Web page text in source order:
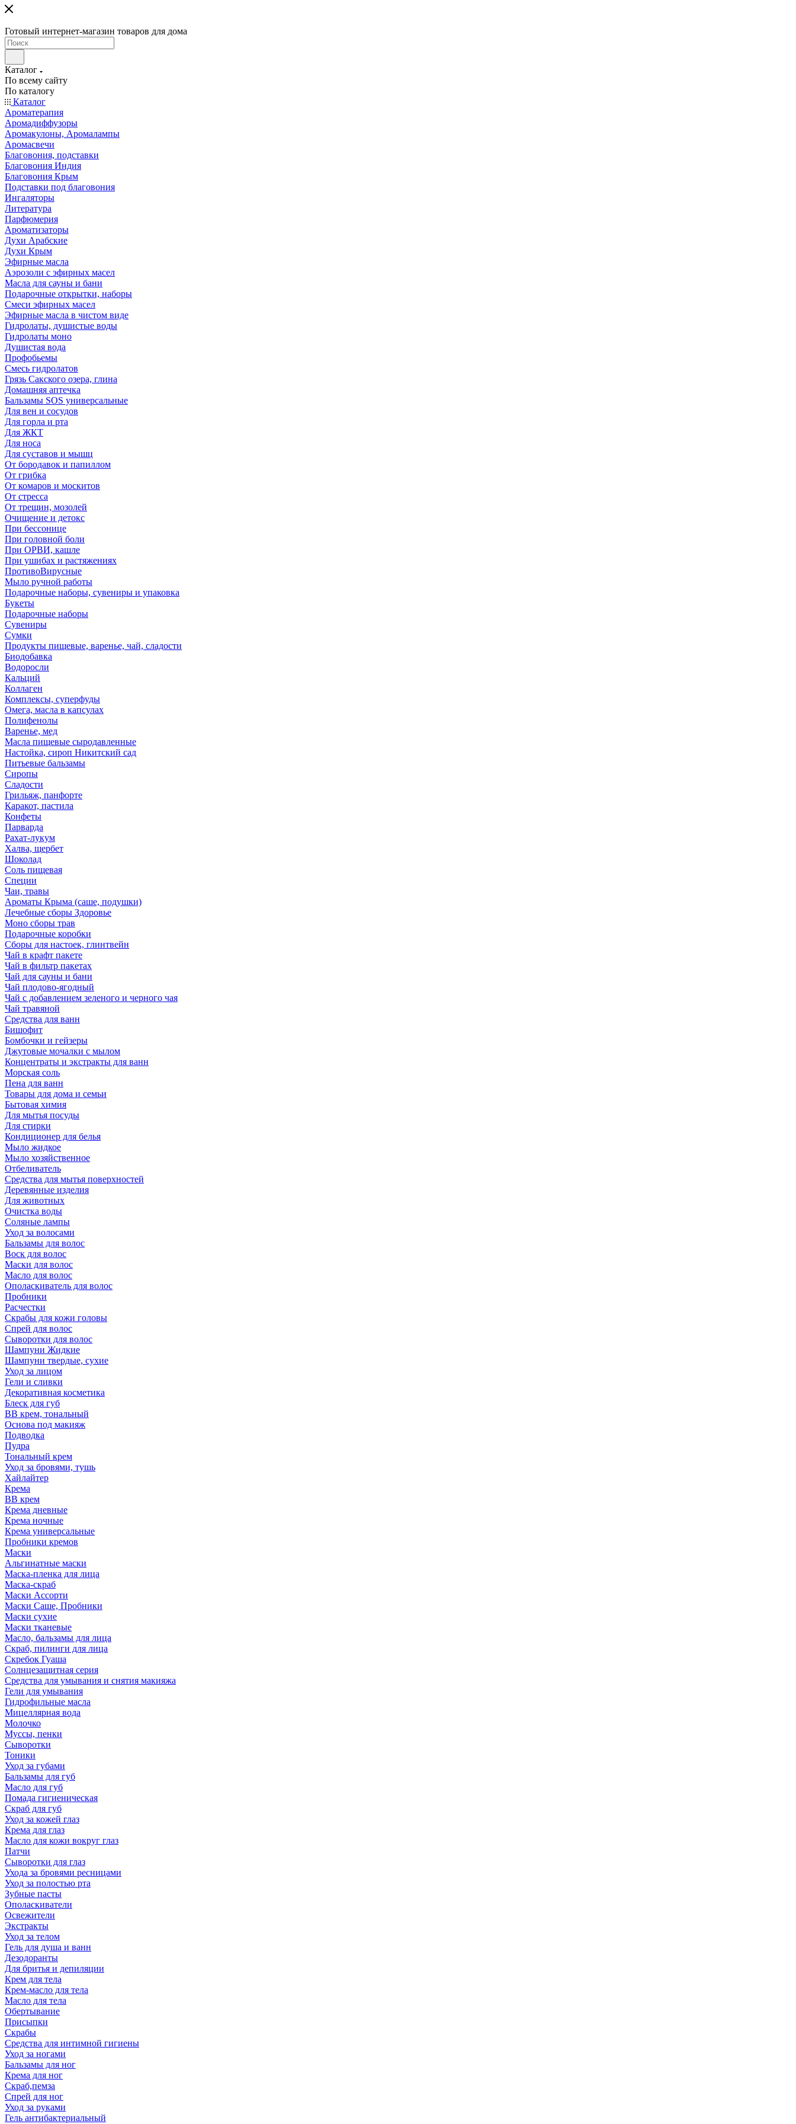
Готовый интернет-магазин товаров для дома
Каталог
По всему сайту
По каталогу
Каталог
Ароматерапия
Аромадиффузоры
Аромакулоны, Аромалампы
Аромасвечи
Благовония, подставки
Благовония Индия
Благовония Крым
Подставки под благовония
Ингаляторы
Литература
Парфюмерия
Ароматизаторы
Духи Арабские
Духи Крым
Эфирные масла
Аэрозоли с эфирных масел
Масла для сауны и бани
Подарочные открытки, наборы
Смеси эфирных масел
Эфирные масла в чистом виде
Гидролаты, душистые воды
Гидролаты моно
Душистая вода
Профобьемы
Смесь гидролатов
Грязь Сакского озера, глина
Домашняя аптечка
Бальзамы SOS универсальные
Для вен и сосудов
Для горла и рта
Для ЖКТ
Для носа
Для суставов и мышц
От бородавок и папиллом
От грибка
От комаров и москитов
От стресса
От трещин, мозолей
Очищение и детокс
При бессонице
При головной боли
При ОРВИ, кашле
При ушибах и растяжениях
ПротивоВирусные
Мыло ручной работы
Подарочные наборы, сувениры и упаковка
Букеты
Подарочные наборы
Сувениры
Сумки
Продукты пищевые, варенье, чай, сладости
Биодобавка
Водоросли
Кальций
Коллаген
Комплексы, суперфуды
Омега, масла в капсулах
Полифенолы
Варенье, мед
Масла пищевые сыродавленные
Настойка, сироп Никитский сад
Питьевые бальзамы
Сиропы
Сладости
Грильяж, панфорте
Каракот, пастила
Конфеты
Парварда
Рахат-лукум
Халва, щербет
Шоколад
Соль пищевая
Специи
Чаи, травы
Ароматы Крыма (саше, подушки)
Лечебные сборы Здоровье
Моно сборы трав
Подарочные коробки
Сборы для настоек, глинтвейн
Чай в крафт пакете
Чай в фильтр пакетах
Чай для сауны и бани
Чай плодово-ягодный
Чай с добавлением зеленого и черного чая
Чай травяной
Средства для ванн
Бишофит
Бомбочки и гейзеры
Джутовые мочалки с мылом
Концентраты и экстракты для ванн
Морская соль
Пена для ванн
Товары для дома и семьи
Бытовая химия
Для мытья посуды
Для стирки
Кондиционер для белья
Мыло жидкое
Мыло хозяйственное
Отбеливатель
Средства для мытья поверхностей
Деревянные изделия
Для животных
Очистка воды
Соляные лампы
Уход за волосами
Бальзамы для волос
Воск для волос
Маски для волос
Масло для волос
Ополаскиватель для волос
Пробники
Расчестки
Скрабы для кожи головы
Спрей для волос
Сыворотки для волос
Шампуни Жидкие
Шампуни твердые, сухие
Уход за лицом
Гели и сливки
Декоративная косметика
Блеск для губ
ВВ крем, тональный
Основа под макияж
Подводка
Пудра
Тональный крем
Уход за бровями, тушь
Хайлайтер
Крема
ВВ крем
Крема дневные
Крема ночные
Крема универсальные
Пробники кремов
Маски
Альгинатные маски
Маска-пленка для лица
Маска-скраб
Маски Ассорти
Маски Саше, Пробники
Маски сухие
Маски тканевые
Масло, бальзамы для лица
Скраб, пилинги для лица
Скребок Гуаша
Солнцезащитная серия
Средства для умывания и снятия макияжа
Гели для умывания
Гидрофильные масла
Мицеллярная вода
Молочко
Муссы, пенки
Сыворотки
Тоники
Уход за губами
Бальзамы для губ
Масло для губ
Помада гигиеническая
Скраб для губ
Уход за кожей глаз
Крема для глаз
Масло для кожи вокруг глаз
Патчи
Сыворотки для глаз
Ухода за бровями ресницами
Уход за полостью рта
Зубные пасты
Ополаскиватели
Освежители
Экстракты
Уход за телом
Гель для душа и ванн
Дезодоранты
Для бритья и депиляции
Крем для тела
Крем-масло для тела
Масло для тела
Обертывание
Присыпки
Скрабы
Средства для интимной гигиены
Уход за ногами
Бальзамы для ног
Крема для ног
Скраб,пемза
Спрей для ног
Уход за руками
Гель антибактериальный